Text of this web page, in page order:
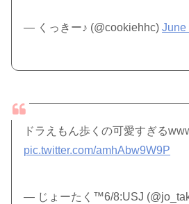
— くっきー♪ (@cookiehhc)June
ドラえもん歩くの可愛すぎる
pic.twitter.com/amhAbw9W9P
— じょーたく™6/8:USJ